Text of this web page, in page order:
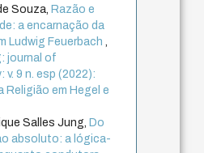
Souza, Razão e
a encarnação da
Ludwig Feuerbach
journal of
v. 9 n. esp (2022):
Religião em Hegel e
Salles Jung, Do
absoluto: a lógica-